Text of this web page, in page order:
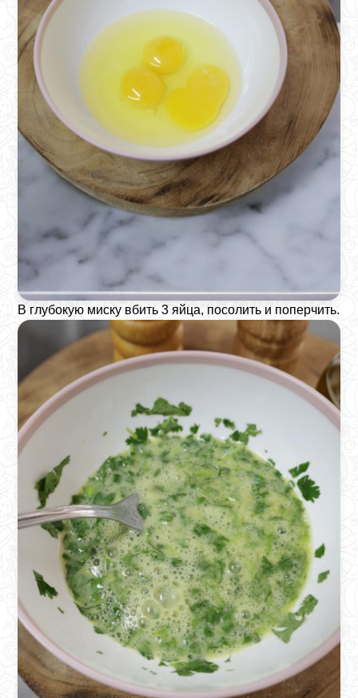
В глубокую миску вбить 3 яйца, посолить и поперчить.